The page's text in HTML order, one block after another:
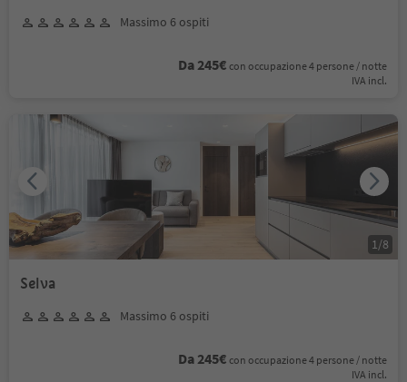
Massimo 6 ospiti
Da 245€ con occupazione 4 persone / notte
IVA incl.
Selva
Massimo 6 ospiti
Da 245€ con occupazione 4 persone / notte
IVA incl.
1/8